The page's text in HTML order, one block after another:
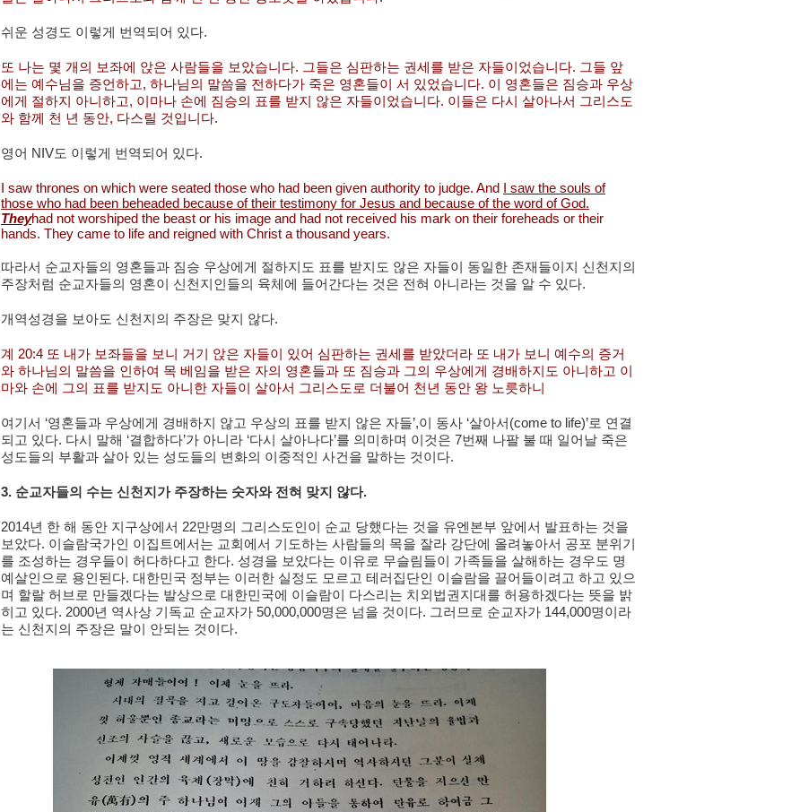
쉬운 성경도 이렇게 번역되어 있다.
또 나는 몇 개의 보좌에 앉은 사람들을 보았습니다. 그들은 심판하는 권세를 받은 자들이었습니다. 그들 앞
에는 예수님을 증언하고, 하나님의 말씀을 전하다가 죽은 영혼들이 서 있었습니다. 이 영혼들은 짐승과 우상
에게 절하지 아니하고, 이마나 손에 짐승의 표를 받지 않은 자들이었습니다. 이들은 다시 살아나서 그리스도
와 함께 천 년 동안, 다스릴 것입니다.
영어 NIV도 이렇게 번역되어 있다.
I saw thrones on which were seated those who had been given authority to judge. And
I saw the souls of
those who had been beheaded because of their testimony for Jesus and because of the word of God.
Theyhad not worshiped the beast or his image and had not received his mark on their foreheads or their
hands. They came to life and reigned with Christ a thousand years.
따라서 순교자들의 영혼들과 짐승 우상에게 절하지도 표를 받지도 않은 자들이 동일한 존재들이지 신천지의
주장처럼 순교자들의 영혼이 신천지인들의 육체에 들어간다는 것은 전혀 아니라는 것을 알 수 있다.
개역성경을 보아도 신천지의 주장은 맞지 않다.
계 20:4 또 내가 보좌들을 보니 거기 앉은 자들이 있어 심판하는 권세를 받았더라 또 내가 보니 예수의 증거
와 하나님의 말씀을 인하여 목 베임을 받은 자의 영혼들과 또 짐승과 그의 우상에게 경배하지도 아니하고 이
마와 손에 그의 표를 받지도 아니한 자들이 살아서 그리스도로 더불어 천년 동안 왕 노릇하니
여기서 ‘영혼들과 우상에게 경배하지 않고 우상의 표를 받지 않은 자들’,이 동사 ‘살아서(come to life)’로 연결
되고 있다. 다시 말해 ‘결합하다’가 아니라 ‘다시 살아나다’를 의미하며 이것은 7번째 나팔 불 때 일어날 죽은
성도들의 부활과 살아 있는 성도들의 변화의 이중적인 사건을 말하는 것이다.
3. 순교자들의 수는 신천지가 주장하는 숫자와 전혀 맞지 않다.
2014년 한 해 동안 지구상에서 22만명의 그리스도인이 순교 당했다는 것을 유엔본부 앞에서 발표하는 것을
보았다. 이슬람국가인 이집트에서는 교회에서 기도하는 사람들의 목을 잘라 강단에 올려놓아서 공포 분위기
를 조성하는 경우들이 허다하다고 한다. 성경을 보았다는 이유로 무슬림들이 가족들을 살해하는 경우도 명
예살인으로 용인된다. 대한민국 정부는 이러한 실정도 모르고 테러집단인 이슬람을 끌어들이려고 하고 있으
며 할랄 허브로 만들겠다는 발상으로 대한민국에 이슬람이 다스리는 치외법권지대를 허용하겠다는 뜻을 밝
히고 있다. 2000년 역사상 기독교 순교자가 50,000,000명은 넘을 것이다. 그러므로 순교자가 144,000명이라
는 신천지의 주장은 말이 안되는 것이다.